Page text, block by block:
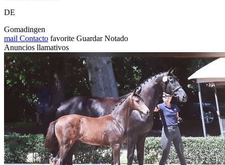
DE
Gomadingen
mail Contacto favorite Guardar Notado
Anuncios llamativos